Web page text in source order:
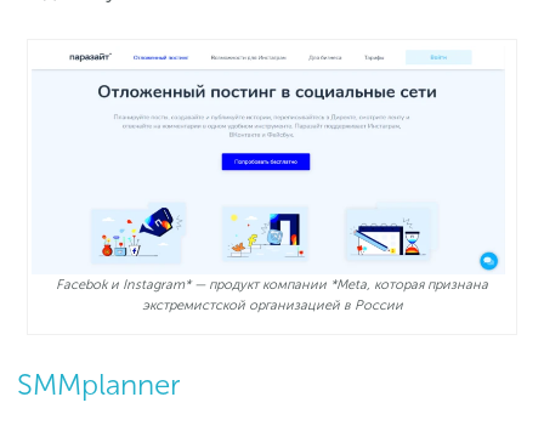
Facebok и Instagram* — продукт компании *Meta, которая признана
экстремистской организацией в России
SMMplanner